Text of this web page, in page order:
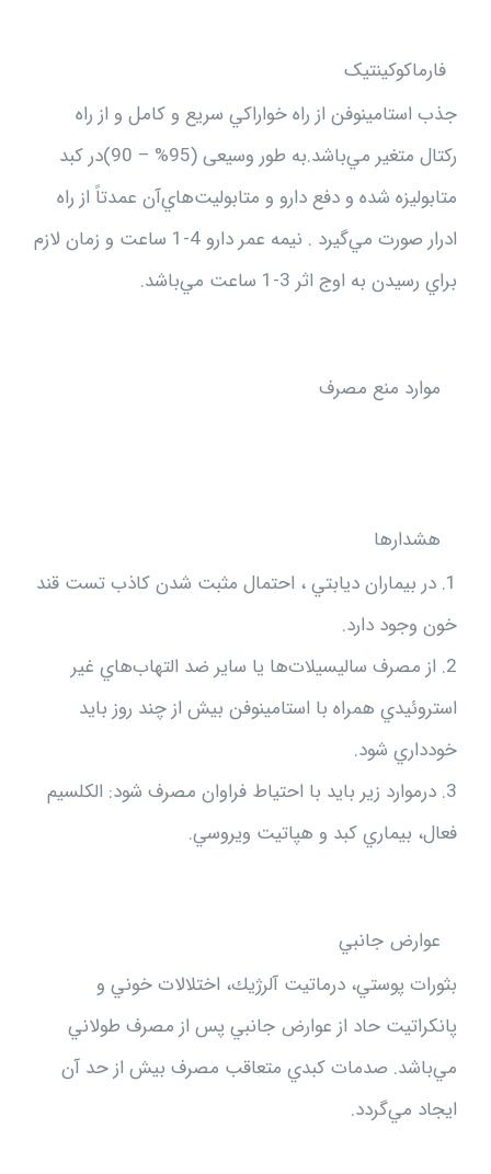
فارماکوکينتيک
جذب استامينوفن از راه خواراكي سريع و كامل و از راه
ركتال متغير مي‌باشد.به طور وسيعی (95% – 90)‌در كبد
متابوليزه شده و دفع دارو و متابوليت‌هاي‌آن عمدتاً از راه
ادرار صورت مي‌گيرد . نيمه عمر دارو 4-1 ساعت و زمان لازم
براي رسيدن به اوج اثر 3-1 ساعت مي‌باشد.
موارد منع مصرف
هشدارها
1. در بيماران ديابتي ، احتمال مثبت شدن كاذب تست قند
خون وجود دارد.
2. از مصرف ساليسيلات‌ها يا ساير ضد التهاب‌هاي غير
استروئيدي همراه با استامينوفن بيش از چند روز بايد
خودداري شود.
3. درموارد زير بايد با احتياط فراوان مصرف شود: الكلسيم
فعال، بيماري كبد و هپاتيت ويروسي.
عوارض جانبي
بثورات پوستي، درماتيت آلرژيك، اختلالات خوني و
پانكراتيت حاد از عوارض جانبي پس از مصرف طولاني
مي‌باشد. صدمات كبدي متعاقب مصرف بيش از حد آن
ايجاد مي‌گردد.